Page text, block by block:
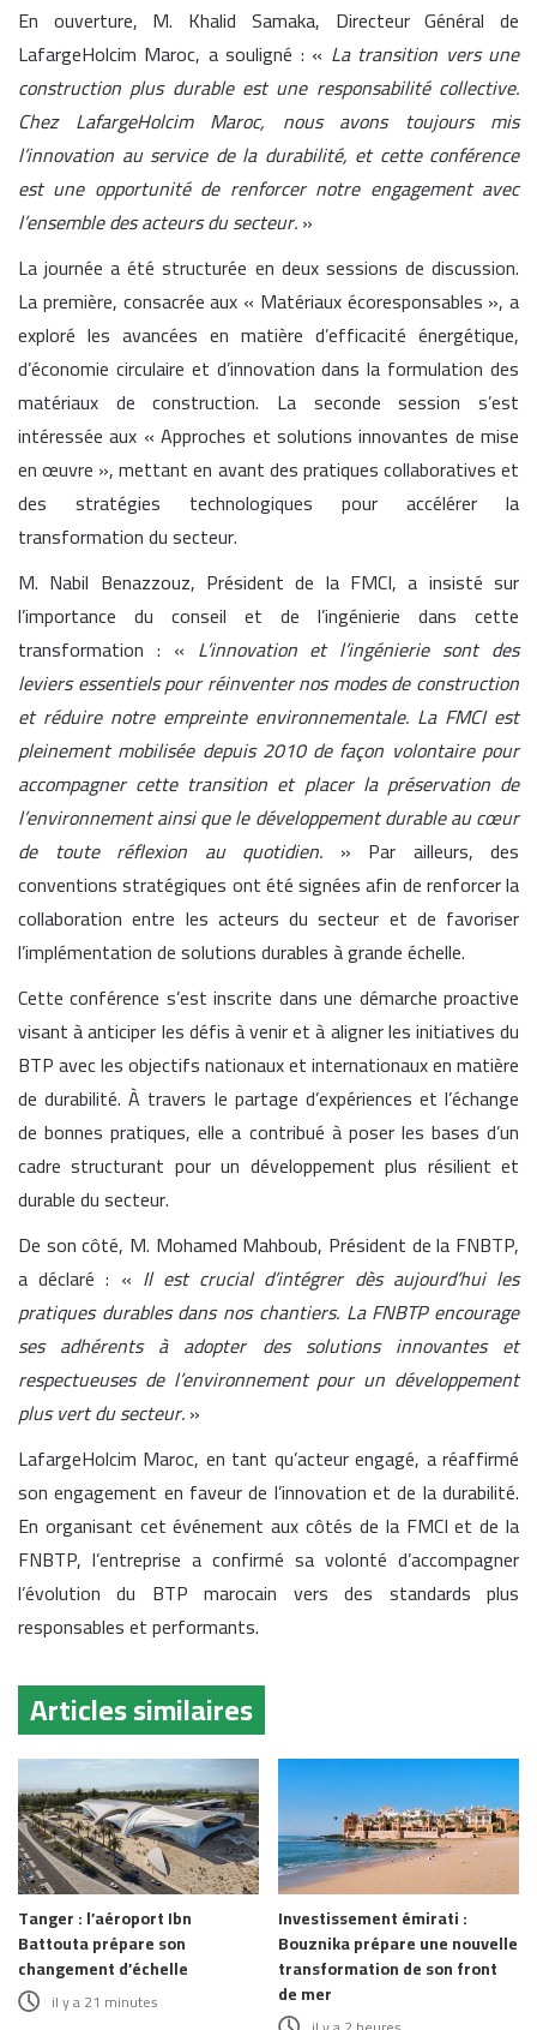
En ouverture, M. Khalid Samaka, Directeur Général de
LafargeHolcim Maroc, a souligné : « La transition vers une
construction plus durable est une responsabilité collective.
Chez LafargeHolcim Maroc, nous avons toujours mis
l’innovation au service de la durabilité, et cette conférence
est une opportunité de renforcer notre engagement avec
l’ensemble des acteurs du secteur.»
La journée a été structurée en deux sessions de discussion.
La première, consacrée aux « Matériaux écoresponsables », a
exploré les avancées en matière d’efficacité énergétique,
d’économie circulaire et d’innovation dans la formulation des
matériaux de construction. La seconde session s’est
intéressée aux « Approches et solutions innovantes de mise
en œuvre », mettant en avant des pratiques collaboratives et
des stratégies technologiques pour accélérer la
transformation du secteur.
M. Nabil Benazzouz, Président de la FMCI, a insisté sur
l’importance du conseil et de l’ingénierie dans cette
transformation : « L’innovation et l’ingénierie sont des
leviers essentiels pour réinventer nos modes de construction
et réduire notre empreinte environnementale. La FMCI est
pleinement mobilisée depuis 2010 de façon volontaire pour
accompagner cette transition et placer la préservation de
l’environnement ainsi que le développement durable au cœur
de toute réflexion au quotidien. » Par ailleurs, des
conventions stratégiques ont été signées afin de renforcer la
collaboration entre les acteurs du secteur et de favoriser
l’implémentation de solutions durables à grande échelle.
Cette conférence s’est inscrite dans une démarche proactive
visant à anticiper les défis à venir et à aligner les initiatives du
BTP avec les objectifs nationaux et internationaux en matière
de durabilité. À travers le partage d’expériences et l’échange
de bonnes pratiques, elle a contribué à poser les bases d’un
cadre structurant pour un développement plus résilient et
durable du secteur.
De son côté, M. Mohamed Mahboub, Président de la FNBTP,
a déclaré : « Il est crucial d’intégrer dès aujourd’hui les
pratiques durables dans nos chantiers. La FNBTP encourage
ses adhérents à adopter des solutions innovantes et
respectueuses de l’environnement pour un développement
plus vert du secteur.»
LafargeHolcim Maroc, en tant qu’acteur engagé, a réaffirmé
son engagement en faveur de l’innovation et de la durabilité.
En organisant cet événement aux côtés de la FMCI et de la
FNBTP, l’entreprise a confirmé sa volonté d’accompagner
l’évolution du BTP marocain vers des standards plus
responsables et performants.
Articles similaires
Tanger : l’aéroport Ibn
Battouta prépare son
changement d’échelle
il y a 21 minutes
Investissement émirati :
Bouznika prépare une nouvelle
transformation de son front
de mer